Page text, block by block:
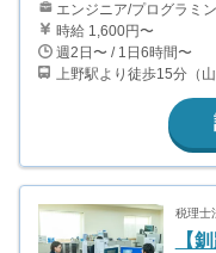
エンジニア/プログラミ
時給 1,600円〜
週2日〜 / 1日6時間〜
税理士
【